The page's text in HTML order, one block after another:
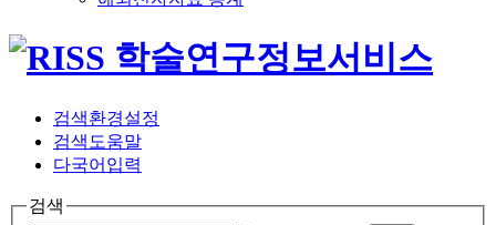
검색환경설정
검색도움말
다국어입력
검색